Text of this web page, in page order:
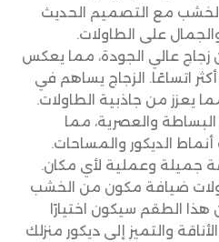
مع التصميم الحديث
على الطاولات.
عالي الجودة، مما يعكس
اتساعًا. الزجاج يساهم في
يعزز من جاذبية الطاولات.
والعصرية، مما
الديكور والمساحات.
جميلة وعملية لأي مكان.
ضيافة مكون من الخشب
الطقم سيكون اختيارًا
والتميز إلى ديكور منزلك